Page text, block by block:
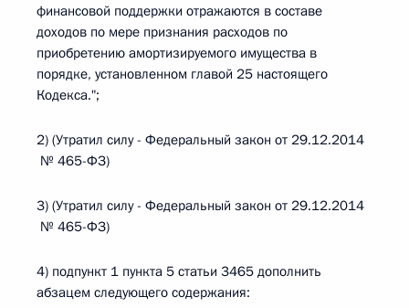
финансовой поддержки отражаются в составе
доходов по мере признания расходов по
приобретению амортизируемого имущества в
порядке, установленном главой 25 настоящего
Кодекса.";
2) (Утратил силу - Федеральный закон от 29.12.2014
№ 465-ФЗ)
3) (Утратил силу - Федеральный закон от 29.12.2014
№ 465-ФЗ)
4) подпункт 1 пункта 5 статьи 3465 дополнить
абзацем следующего содержания: